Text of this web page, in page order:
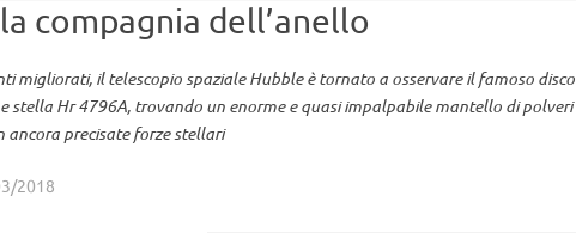
compagnia dell’anello
migliorati, il telescopio spaziale Hubble è tornato a osservare il famoso disco
stella Hr 4796A, trovando un enorme e quasi impalpabile mantello di polveri
ancora precisate forze stellari
2018